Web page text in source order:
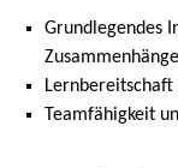
Grundlegendes
Zusammenhänge
Lernbereitschaft
Teamfähigkeit